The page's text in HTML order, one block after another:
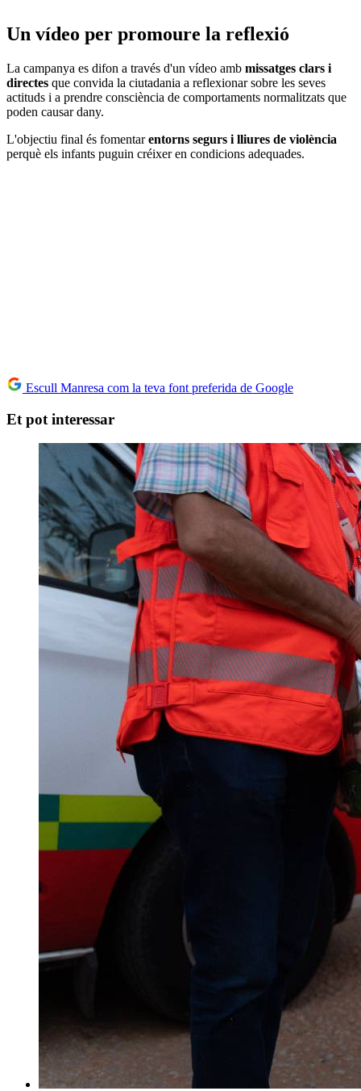
Un vídeo per promoure la reflexió
La campanya es difon a través d'un vídeo amb missatges clars i
directes que convida la ciutadania a reflexionar sobre les seves
actituds i a prendre consciència de comportaments normalitzats que
poden causar dany.
L'objectiu final és fomentarentorns segurs i lliures de violència
perquè els infants puguin créixer en condicions adequades.
Escull Manresa com la teva font preferida de Google
Et pot interessar